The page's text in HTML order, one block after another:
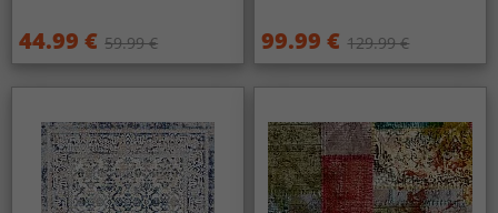
44.99 € 59.99 € 99.99 € 129.99 €